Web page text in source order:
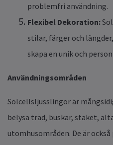
problemfri användning.
Flexibel Dekoration:
stilar, färger och
skapa en unik och
Användningsområden
Solcellsljusslingor är
belysa träd, buskar, staket,
utomhusområden. De är